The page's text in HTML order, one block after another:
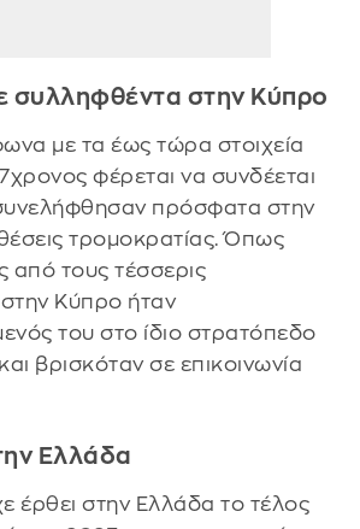
συλληφθέντα στην Κύπρο
με τα έως τώρα στοιχεία
φέρεται να συνδέεται
πρόσφατα στην
τρομοκρατίας. Όπως
από τους τέσσερις
Κύπρο ήταν
του στο ίδιο στρατόπεδο
βρισκόταν σε επικοινωνία
Ελλάδα
έρθει στην Ελλάδα το τέλος